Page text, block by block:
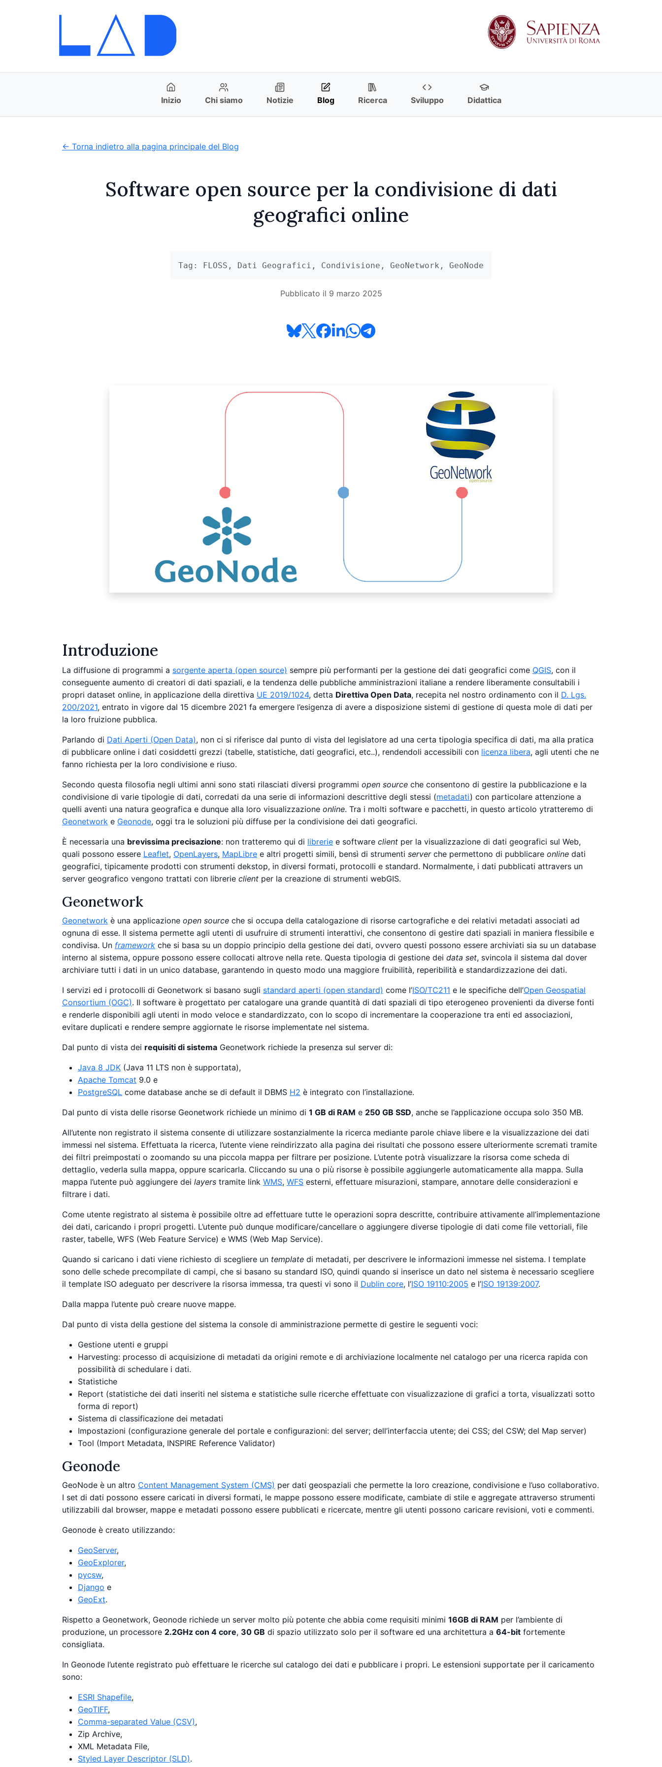
Inizio Chi siamo Notizie Blog Ricerca Sviluppo Didattica
← Torna indietro alla pagina principale del Blog
Software open source per la condivisione di dati
geografici online
Tag: FLOSS, Dati Geografici, Condivisione, GeoNetwork, GeoNode
Pubblicato il 9 marzo 2025
Introduzione
La diffusione di programmi a sorgente aperta (open source) sempre più performanti per la gestione dei dati geografici come QGIS, con il
conseguente aumento di creatori di dati spaziali, e la tendenza delle pubbliche amministrazioni italiane a rendere liberamente consultabili i
propri dataset online, in applicazione della direttiva UE 2019/1024, detta Direttiva Open Data, recepita nel nostro ordinamento con il D. Lgs.
200/2021, entrato in vigore dal 15 dicembre 2021 fa emergere l’esigenza di avere a disposizione sistemi di gestione di questa mole di dati per
la loro fruizione pubblica.
Parlando di Dati Aperti (Open Data), non ci si riferisce dal punto di vista del legislatore ad una certa tipologia specifica di dati, ma alla pratica
di pubblicare online i dati cosiddetti grezzi (tabelle, statistiche, dati geografici, etc..), rendendoli accessibili con licenza libera, agli utenti che ne
fanno richiesta per la loro condivisione e riuso.
Secondo questa filosofia negli ultimi anni sono stati rilasciati diversi programmi open source che consentono di gestire la pubblicazione e la
condivisione di varie tipologie di dati, corredati da una serie di informazioni descrittive degli stessi (metadati) con particolare attenzione a
quelli aventi una natura geografica e dunque alla loro visualizzazione online. Tra i molti software e pacchetti, in questo articolo ytratteremo di
Geonetwork e Geonode, oggi tra le soluzioni più diffuse per la condivisione dei dati geografici.
È necessaria una brevissima precisazione: non tratteremo qui di librerie e software client per la visualizzazione di dati geografici sul Web,
quali possono essere Leaflet, OpenLayers, MapLibre e altri progetti simili, bensì di strumenti serverche permettono di pubblicare online dati
geografici, tipicamente prodotti con strumenti dekstop, in diversi formati, protocolli e standard. Normalmente, i dati pubblicati attravers un
server geografico vengono trattati con librerie client per la creazione di strumenti webGIS.
Geonetwork
Geonetwork è una applicazione open source che si occupa della catalogazione di risorse cartografiche e dei relativi metadati associati ad
ognuna di esse. Il sistema permette agli utenti di usufruire di strumenti interattivi, che consentono di gestire dati spaziali in maniera flessibile e
condivisa. Un framework che si basa su un doppio principio della gestione dei dati, ovvero questi possono essere archiviati sia su un database
interno al sistema, oppure possono essere collocati altrove nella rete. Questa tipologia di gestione dei data set, svincola il sistema dal dover
archiviare tutti i dati in un unico database, garantendo in questo modo una maggiore fruibilità, reperibilità e standardizzazione dei dati.
I servizi ed i protocolli di Geonetwork si basano sugli standard aperti (open standard) come l’ISO/TC211 e le specifiche dell’Open Geospatial
Consortium (OGC). Il software è progettato per catalogare una grande quantità di dati spaziali di tipo eterogeneo provenienti da diverse fonti
e renderle disponibili agli utenti in modo veloce e standardizzato, con lo scopo di incrementare la cooperazione tra enti ed associazioni,
evitare duplicati e rendere sempre aggiornate le risorse implementate nel sistema.
Dal punto di vista dei requisiti di sistema Geonetwork richiede la presenza sul server di:
Java 8 JDK (Java 11 LTS non è supportata),
Apache Tomcat 9.0 e
PostgreSQL come database anche se di default il DBMS H2 è integrato con l’installazione.
Dal punto di vista delle risorse Geonetwork richiede un minimo di 1 GB di RAM e 250 GB SSD, anche se l’applicazione occupa solo 350 MB.
All’utente non registrato il sistema consente di utilizzare sostanzialmente la ricerca mediante parole chiave libere e la visualizzazione dei dati
immessi nel sistema. Effettuata la ricerca, l’utente viene reindirizzato alla pagina dei risultati che possono essere ulteriormente scremati tramite
dei filtri preimpostati o zoomando su una piccola mappa per filtrare per posizione. L’utente potrà visualizzare la risorsa come scheda di
dettaglio, vederla sulla mappa, oppure scaricarla. Cliccando su una o più risorse è possibile aggiungerle automaticamente alla mappa. Sulla
mappa l’utente può aggiungere dei layers tramite link WMS, WFS esterni, effettuare misurazioni, stampare, annotare delle considerazioni e
filtrare i dati.
Come utente registrato al sistema è possibile oltre ad effettuare tutte le operazioni sopra descritte, contribuire attivamente all’implementazione
dei dati, caricando i propri progetti. L’utente può dunque modificare/cancellare o aggiungere diverse tipologie di dati come file vettoriali, file
raster, tabelle, WFS (Web Feature Service) e WMS (Web Map Service).
Quando si caricano i dati viene richiesto di scegliere un template di metadati, per descrivere le informazioni immesse nel sistema. I template
sono delle schede precompilate di campi, che si basano su standard ISO, quindi quando si inserisce un dato nel sistema è necessario scegliere
il template ISO adeguato per descrivere la risorsa immessa, tra questi vi sono il Dublin core, l’ISO 19110:2005 e l’ISO 19139:2007.
Dalla mappa l’utente può creare nuove mappe.
Dal punto di vista della gestione del sistema la console di amministrazione permette di gestire le seguenti voci:
Gestione utenti e gruppi
Harvesting: processo di acquisizione di metadati da origini remote e di archiviazione localmente nel catalogo per una ricerca rapida con
possibilità di schedulare i dati.
Statistiche
Report (statistiche dei dati inseriti nel sistema e statistiche sulle ricerche effettuate con visualizzazione di grafici a torta, visualizzati sotto
forma di report)
Sistema di classificazione dei metadati
Impostazioni (configurazione generale del portale e configurazioni: del server; dell’interfaccia utente; dei CSS; del CSW; del Map server)
Tool (Import Metadata, INSPIRE Reference Validator)
Geonode
GeoNode è un altro Content Management System (CMS) per dati geospaziali che permette la loro creazione, condivisione e l’uso collaborativo.
I set di dati possono essere caricati in diversi formati, le mappe possono essere modificate, cambiate di stile e aggregate attraverso strumenti
utilizzabili dal browser, mappe e metadati possono essere pubblicati e ricercate, mentre gli utenti possono caricare revisioni, voti e commenti.
Geonode è creato utilizzando:
GeoServer,
GeoExplorer,
pycsw,
Django e
GeoExt.
Rispetto a Geonetwork, Geonode richiede un server molto più potente che abbia come requisiti minimi 16GB di RAM per l’ambiente di
produzione, un processore 2.2GHz con 4 core, 30 GB di spazio utilizzato solo per il software ed una architettura a 64-bit fortemente
consigliata.
In Geonode l’utente registrato può effettuare le ricerche sul catalogo dei dati e pubblicare i propri. Le estensioni supportate per il caricamento
sono:
ESRI Shapefile,
GeoTIFF,
Comma-separated Value (CSV),
Zip Archive,
XML Metadata File,
Styled Layer Descriptor (SLD).